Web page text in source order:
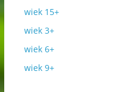
wiek 15+
wiek 3+
wiek 6+
wiek 9+